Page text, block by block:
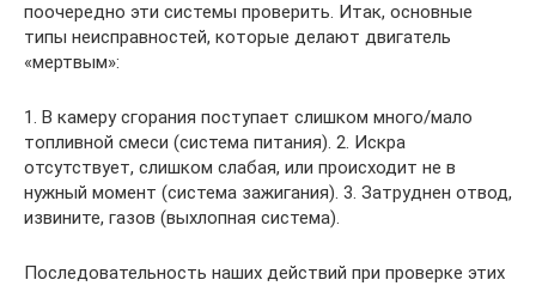
поочередно эти системы проверить. Итак, основные
типы неисправностей, которые делают двигатель
«мертвым»:
1. В камеру сгорания поступает слишком много/мало
топливной смеси (система питания). 2. Искра
отсутствует, слишком слабая, или происходит не в
нужный момент (система зажигания). 3. Затруднен отвод,
извините, газов (выхлопная система).
Последовательность наших действий при проверке этих